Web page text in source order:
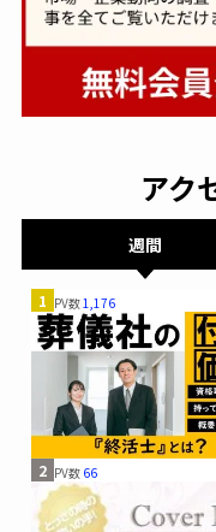
アク
週間
1 PV数1,176
2 PV数 66